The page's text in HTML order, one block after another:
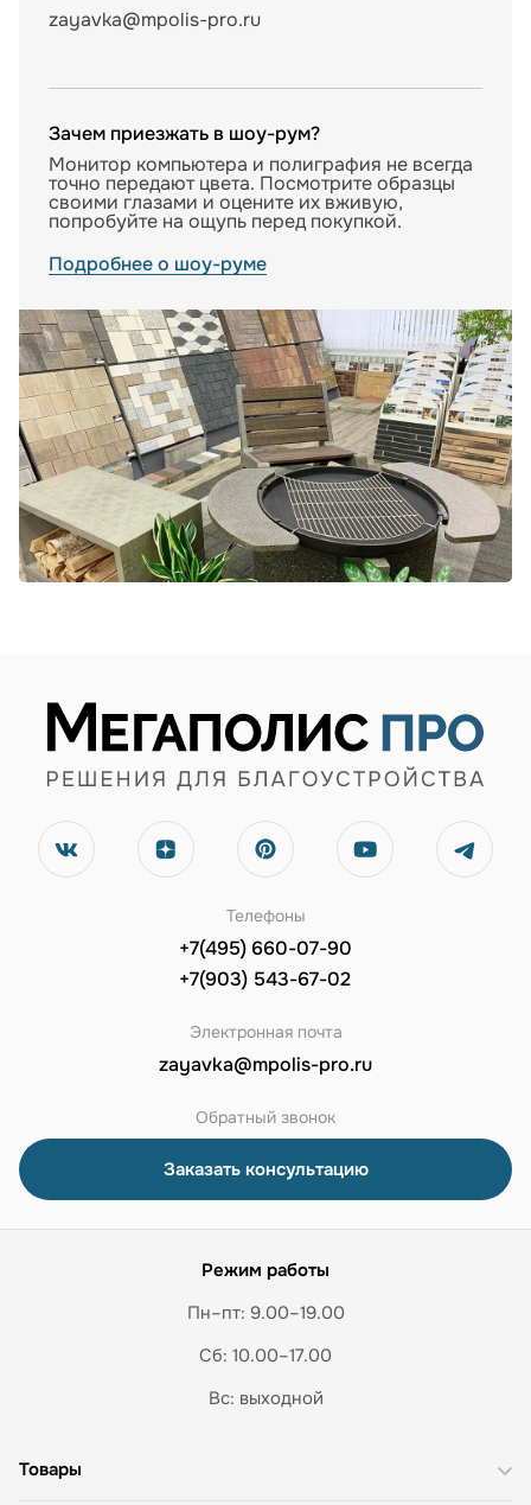
zayavka@mpolis-pro.ru
Зачем приезжать в шоу-рум?
Монитор компьютера и полиграфия не всегда
точно передают цвета. Посмотрите образцы
своими глазами и оцените их вживую,
попробуйте на ощупь перед покупкой.
Подробнее о шоу-руме
Телефоны
+7(495) 660-07-90
+7(903) 543-67-02
Электронная почта
zayavka@mpolis-pro.ru
Обратный звонок
Заказать консультацию
Режим работы
Пн–пт: 9.00–19.00
Сб: 10.00–17.00
Вс: выходной
Товары